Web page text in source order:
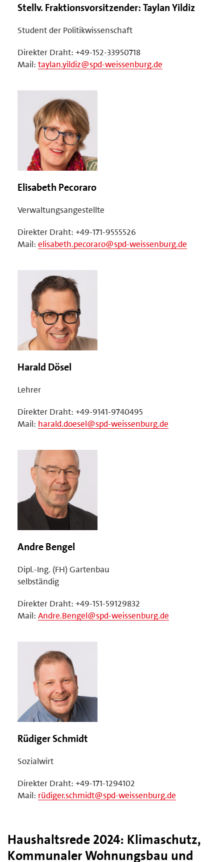
Stellv. Fraktionsvorsitzender: Taylan Yildiz
Student der Politikwissenschaft
Direkter Draht: +49-152-33950718
Mail: taylan.yildiz@spd-weissenburg.de
Elisabeth Pecoraro
Verwaltungsangestellte
Direkter Draht: +49-171-9555526
Mail: elisabeth.pecoraro@spd-weissenburg.de
Harald Dösel
Lehrer
Direkter Draht: +49-9141-9740495
Mail: harald.doesel@spd-weissenburg.de
Andre Bengel
Dipl.-Ing. (FH) Gartenbau
selbständig
Direkter Draht: +49-151-59129832
Mail: Andre.Bengel@spd-weissenburg.de
Rüdiger Schmidt
Sozialwirt
Direkter Draht: +49-171-1294102
Mail: rüdiger.schmidt@spd-weissenburg.de
Haushaltsrede 2024: Klimaschutz,
Kommunaler Wohnungsbau und